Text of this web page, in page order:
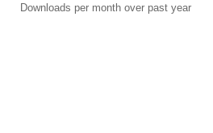
Downloads per month over past year